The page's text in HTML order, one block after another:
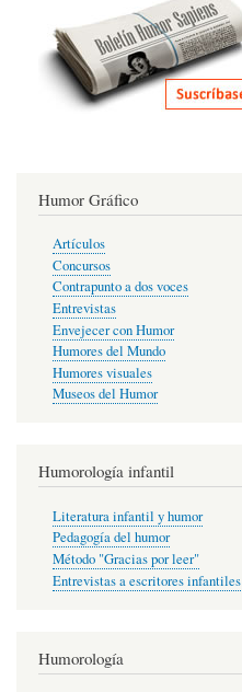
Humor Gráfico
Artículos
Concursos
Contrapunto a dos voces
Entrevistas
Envejecer con Humor
Humores del Mundo
Humores visuales
Museos del Humor
Humorología infantil
Literatura infantil y humor
Pedagogía del humor
Método "Gracias por leer"
Entrevistas a escritores infantiles
Humorología